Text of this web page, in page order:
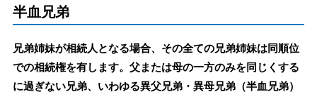
半血兄弟
兄弟姉妹が相続人となる場合、その全ての兄弟姉妹は同順位
での相続権を有します。父または母の一方のみを同じくする
に過ぎない兄弟、いわゆる異父兄弟・異母兄弟（半血兄弟）